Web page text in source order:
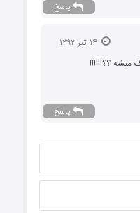
پاسخ
میشه ؟؟!!!!!!
پاسخ